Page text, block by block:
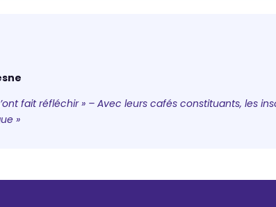
fait réfléchir » – Avec leurs cafés constituants, les
»